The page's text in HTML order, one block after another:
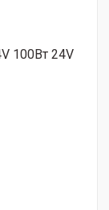
100Вт 24V